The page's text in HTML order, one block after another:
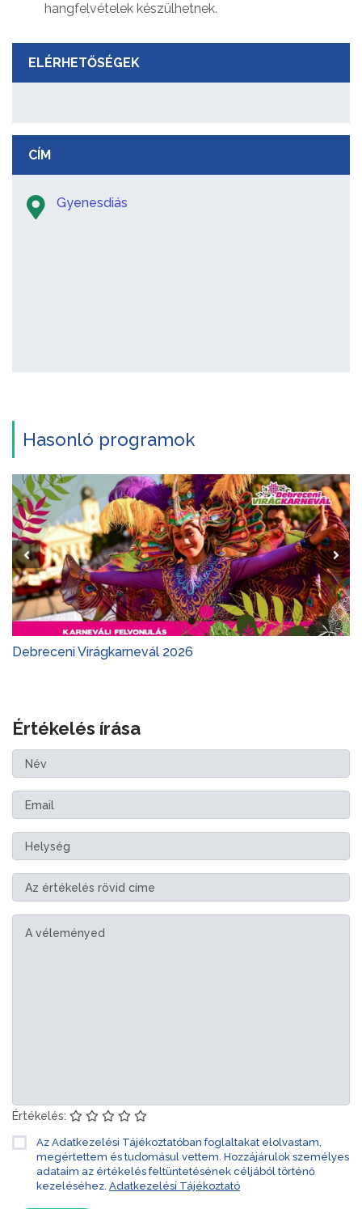
hangfelvételek készülhetnek.
ELÉRHETŐSÉGEK
CÍM
Gyenesdiás
Hasonló programok
Debreceni Virágkarnevál 2026
Értékelés írása
Értékelés:
Az Adatkezelési Tájékoztatóban foglaltakat elolvastam,
megértettem és tudomásul vettem. Hozzájárulok személyes
adataim az értékelés feltüntetésének céljából történő
kezeléséhez. Adatkezelési Tájékoztató